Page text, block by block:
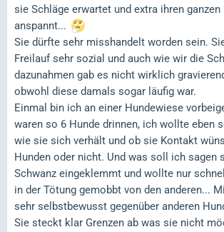
sie Schläge erwartet und extra ihren ganzen
anspannt...
Sie dürfte sehr misshandelt worden sein.
Freilauf sehr sozial und auch wie wir die
dazunahmen gab es nicht wirklich
obwohl diese damals sogar läufig war.
Einmal bin ich an einer Hundewiese
waren so 6 Hunde drinnen, ich wollte eben
wie sie sich verhält und ob sie Kontakt
Hunden oder nicht. Und was soll ich sagen
Schwanz eingeklemmt und wollte nur
in der Tötung gemobbt von den anderen...
sehr selbstbewusst gegenüber anderen
Sie steckt klar Grenzen ab was sie nicht